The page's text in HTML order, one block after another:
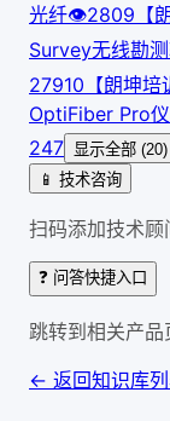
光纤👁2809
Survey无线勘
27910 【朗坤
OptiFiber Pro
247 显示全部
📱 技术咨询
扫码添加技术
❓ 问答快捷入口
跳转到相关产
← 返回知识库